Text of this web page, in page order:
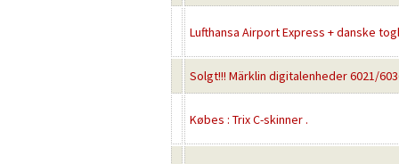
Lufthansa Airport Express + danske
Solgt!!! Märklin digitalenheder 6021/
Købes : Trix C-skinner .